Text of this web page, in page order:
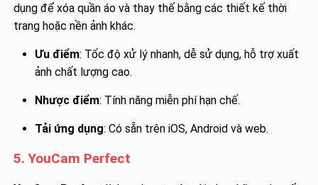
dụng để xóa quần áo và thay thế bằng các thiết kế thời
trang hoặc nền ảnh khác.
Ưu điểm: Tốc độ xử lý nhanh, dễ sử dụng, hỗ trợ xuất
ảnh chất lượng cao.
Nhược điểm: Tính năng miễn phí hạn chế.
Tải ứng dụng: Có sẵn trên iOS, Android và web.
5. YouCam Perfect